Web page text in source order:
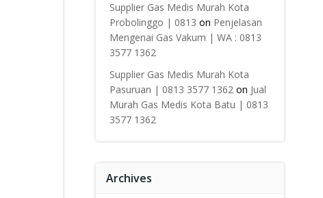
Supplier Gas Medis Murah Kota
Probolinggo | 0813 on Penjelasan
Mengenai Gas Vakum | WA : 0813
3577 1362
Supplier Gas Medis Murah Kota
Pasuruan | 0813 3577 1362on Jual
Murah Gas Medis Kota Batu | 0813
3577 1362
Archives